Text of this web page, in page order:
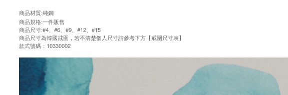
商品材質:純鋼
商品規格:一件販售
商品尺寸:#4、#6、#9、#12、#15
商品尺寸為韓國戒圍，若不清楚個人尺寸請參考下方【戒圍尺寸表】
款式號碼：10330002